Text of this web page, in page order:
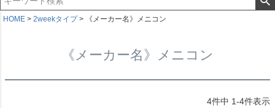
HOME 2weekタイプ 《メーカー名》メニコン
《メーカー名》メニコン
4件中 1-4件表示